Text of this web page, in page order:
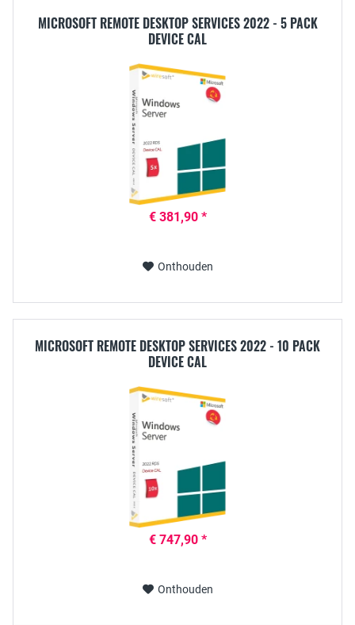
MICROSOFT REMOTE DESKTOP SERVICES 2022 - 5 PACK
DEVICE CAL
€ 381,90 *
Onthouden
MICROSOFT REMOTE DESKTOP SERVICES 2022 - 10 PACK
DEVICE CAL
€ 747,90 *
Onthouden